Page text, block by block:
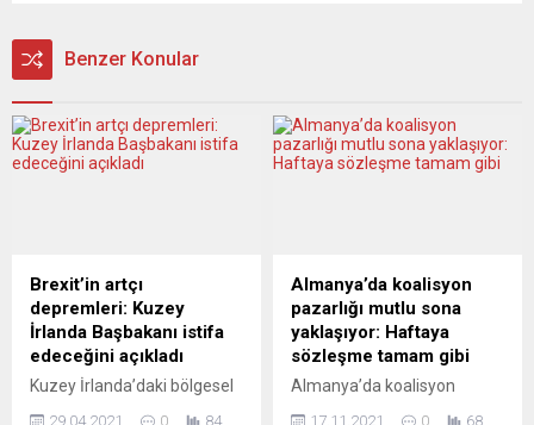
Benzer Konular
Brexit’in artçı
depremleri: Kuzey
İrlanda Başbakanı istifa
edeceğini açıkladı
Kuzey İrlanda’daki bölgesel
29.04.2021 0 84
Almanya’da koalisyon
pazarlığı mutlu sona
yaklaşıyor: Haftaya
sözleşme tamam gibi
Almanya’da koalisyon
17.11.2021 0 68